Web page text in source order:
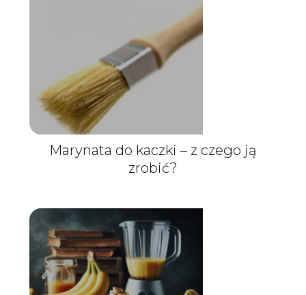
Marynata do kaczki – z czego ją
zrobić?